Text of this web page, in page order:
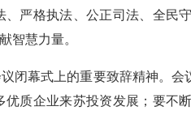
严格执法、公正司法、全
智慧力量。
闭幕式上的重要致辞精神。
质企业来苏投资发展；要